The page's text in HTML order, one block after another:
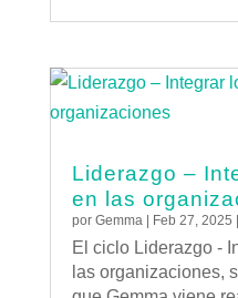
Liderazgo –
en las
por Gemma| Feb 27, 2025
El ciclo Liderazgo -
las organizaciones,